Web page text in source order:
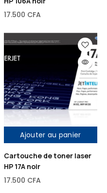
17.500 CFA
Ajouter au panier
Cartouche de toner laser
HP 17A noir
17.500 CFA